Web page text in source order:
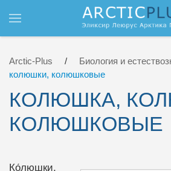
Перейти к содержимому
Arctic-Plus Биология и
колюшки, колюшковые
КОЛЮШКА,
КОЛЮШКОВЫЕ
Ко́люшки,